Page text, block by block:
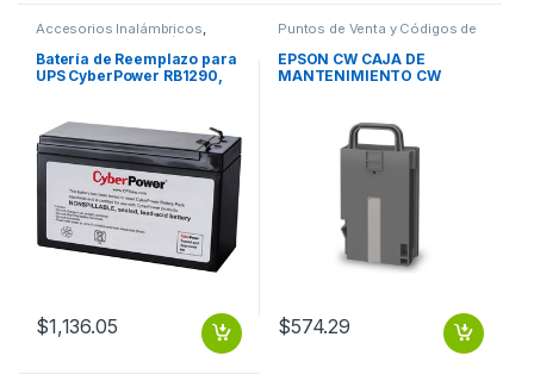
Accesorios Inalámbricos,
Puntos de Venta y Códigos de
Barra
Batería de Reemplazo para
UPS CyberPower RB1290,
$1,136.05
Puntos de Venta y Códigos de
Auto ID
EPSON CW CAJA DE
MANTENIMIENTO CW
$574.29